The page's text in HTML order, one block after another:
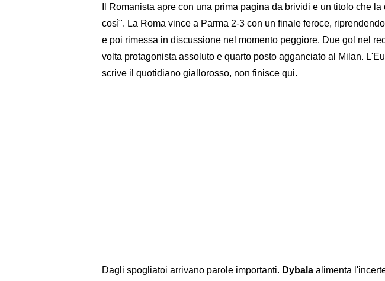
Il Romanista apre con una prima pagina da brividi e un titolo che
così". La Roma vince a Parma 2-3 con un finale feroce,
e poi rimessa in discussione nel momento peggiore. Due gol nel
volta protagonista assoluto e quarto posto agganciato al Milan.
scrive il quotidiano giallorosso, non finisce qui.
Dagli spogliatoi arrivano parole importanti. Dybala alimenta